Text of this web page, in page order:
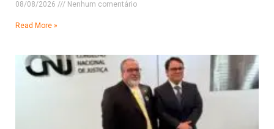
08/08/2026 Nenhum comentário
Read More »